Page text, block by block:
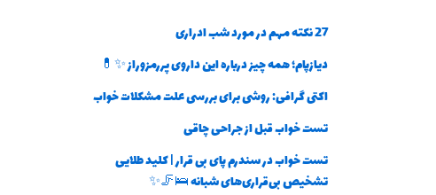
27 نکته مهم در مورد شب ادراری
دیازپام؛ همه چیز درباره این داروی پررمزوراز ✨💊
اکتی گرافی: روشی برای بررسی علت مشکلات خواب
تست خواب قبل از جراحی چاقی
تست خواب در سندرم پای بی قرار | کلید طلایی
تشخیص بی‌قراری‌های شبانه 🛌🦵✨